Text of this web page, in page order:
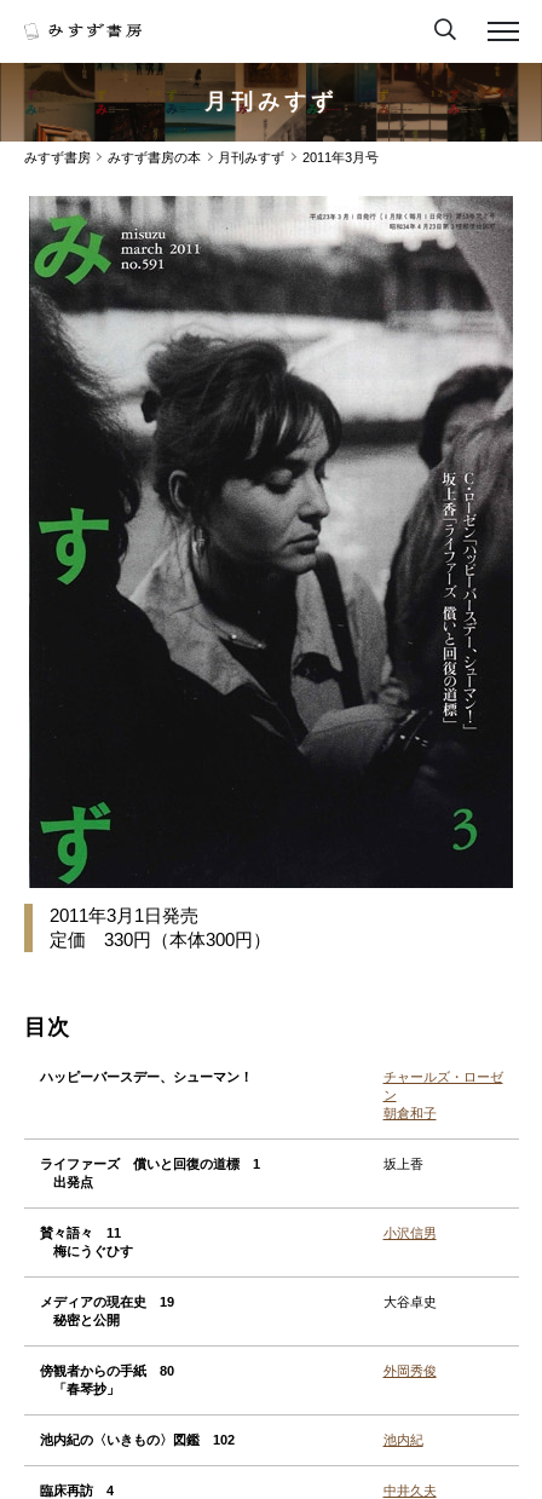
月刊みすず
みすず書房 みすず書房の本 月刊みすず 2011年3月号
2011年3月1日発売
定価 330円（本体300円）
目次
ハッピーバースデー、シューマン！
チャールズ・ローゼ
ン
朝倉和子
ライファーズ 償いと回復の道標 1
出発点
坂上香
賛々語々 11
梅にうぐひす
小沢信男
メディアの現在史 19
秘密と公開
大谷卓史
傍観者からの手紙 80
「春琴抄」
外岡秀俊
池内紀の〈いきもの〉図鑑 102 池内紀
臨床再訪 4
中井久夫